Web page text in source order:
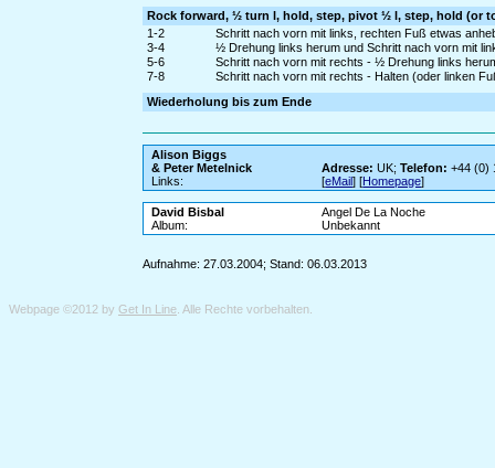
Rock forward, ½ turn l, hold, step, pivot ½ l, step, hold (or
1-2
Schritt nach vorn mit links, rechten Fuß etwas
3-4
½ Drehung links herum und Schritt nach vorn mit
5-6
Schritt nach vorn mit rechts - ½ Drehung links
7-8
Schritt nach vorn mit rechts - Halten (oder linken
Wiederholung bis zum Ende
Alison Biggs
& Peter Metelnick
Adresse: UK;Telefon: +44 (0)
Links:
[eMail] [Homepage]
David Bisbal
Angel De La Noche
Album:
Unbekannt
Aufnahme: 27.03.2004; Stand: 06.03.2013
Webpage ©2012 by Get In Line . Alle Rechte vorbehalten.